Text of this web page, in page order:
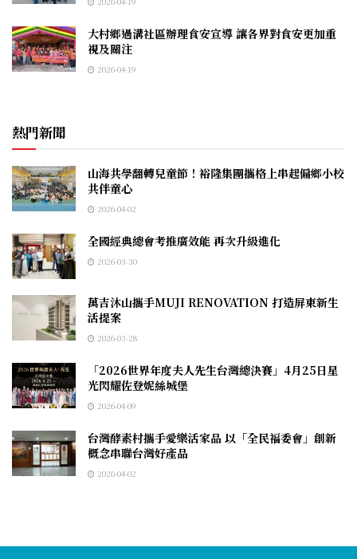
大村鄉過溝社區辦理食安宣導 讓各界對食安更加重
視及關注
2026-04-19
熱門新聞
山海共學翻轉兒童節！裕隆集團攜格上串起偏鄉小校
共伴童心
2026-04-02
全國經典總會考推廣效能 再次升級進化
2026-03-30
萬吉沐山攜手MUJI RENOVATION 打造屏東新生
活提案
2026-03-28
「2026世界年度夫人先生台灣總決賽」4月25日星
光閃耀佐登妮絲城堡
2026-04-09
台灣酵素村攜手愛樂活家品 以「全民福委會」創新
概念串聯台灣好產品
2026-04-02